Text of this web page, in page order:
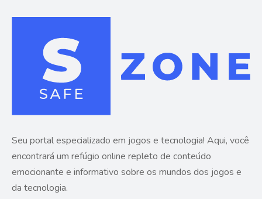
Seu portal especializado em jogos e tecnologia! Aqui, você
encontrará um refúgio online repleto de conteúdo
emocionante e informativo sobre os mundos dos jogos e
da tecnologia.